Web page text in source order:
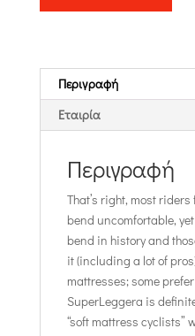
Περιγραφή
Εταιρία
Περιγραφή
That’s right, most
bend uncomfortable,
bend in history and
it (including a lot of
mattresses; some
SuperLeggera is
“soft mattress cyclists”